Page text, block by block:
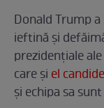
Donald Trump
ieftină și
prezidențiale
care și el
și echipa sa